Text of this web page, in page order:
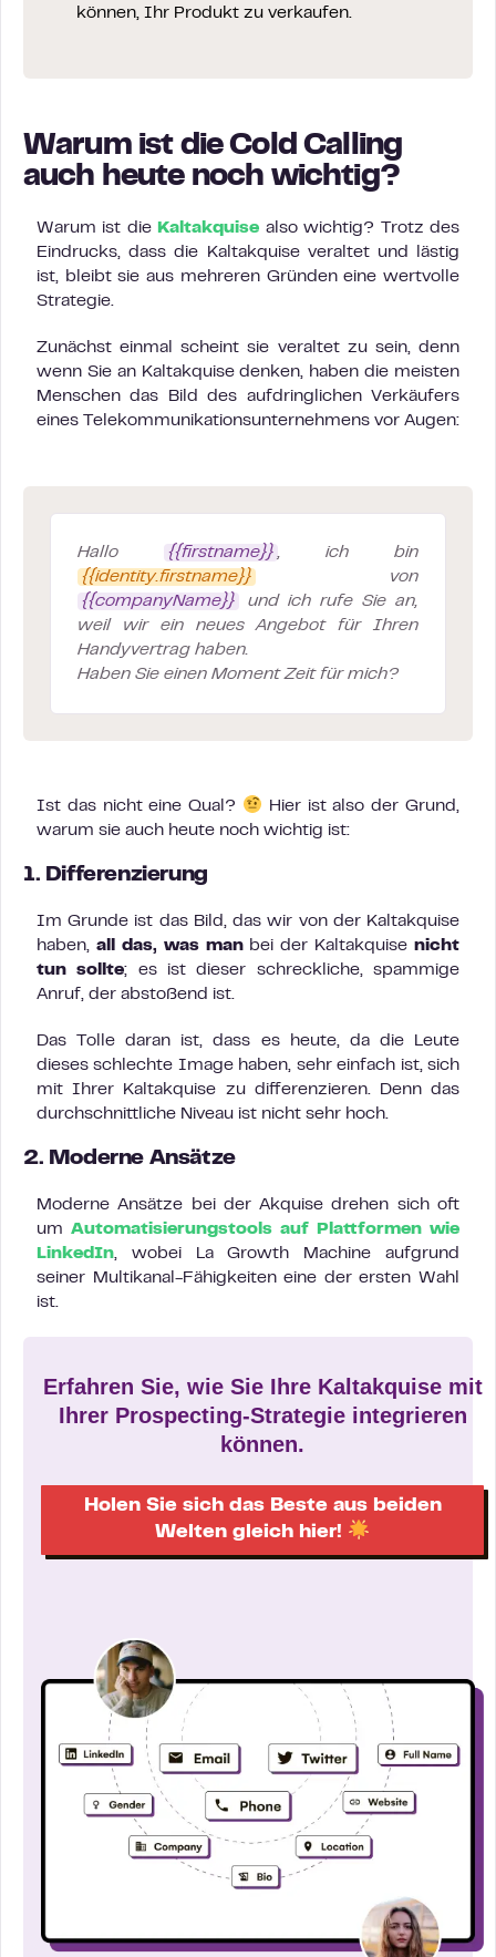
können, Ihr Produkt zu verkaufen.
Warum ist die Cold Calling
auch heute noch wichtig?
Warum ist die Kaltakquise also wichtig? Trotz des
Eindrucks, dass die Kaltakquise veraltet und lästig
ist, bleibt sie aus mehreren Gründen eine wertvolle
Strategie.
Zunächst einmal scheint sie veraltet zu sein, denn
wenn Sie an Kaltakquise denken, haben die meisten
Menschen das Bild des aufdringlichen Verkäufers
eines Telekommunikationsunternehmens vor Augen:
Hallo {{firstname}} , ich bin
{{identity.firstname}}
von
{{companyName}}
und ich rufe Sie an,
weil wir ein neues Angebot für Ihren
Handyvertrag haben.
Haben Sie einen Moment Zeit für mich?
Ist das nicht eine Qual?
Hier ist also der Grund,
warum sie auch heute noch wichtig ist:
1. Differenzierung
Im Grunde ist das Bild, das wir von der Kaltakquise
haben, all das, was manbei der Kaltakquise nicht
tun sollte; es ist dieser schreckliche, spammige
Anruf, der abstoßend ist.
Das Tolle daran ist, dass es heute, da die Leute
dieses schlechte Image haben, sehr einfach ist, sich
mit Ihrer Kaltakquise zu differenzieren. Denn das
durchschnittliche Niveau ist nicht sehr hoch.
2. Moderne Ansätze
Moderne Ansätze bei der Akquise drehen sich oft
um Automatisierungstools auf Plattformen wie
LinkedIn, wobei La Growth Machine aufgrund
seiner Multikanal-Fähigkeiten eine der ersten Wahl
ist.
Erfahren Sie, wie Sie Ihre Kaltakquise mit
Ihrer Prospecting-Strategie integrieren
können.
Holen Sie sich das Beste aus beiden
Welten gleich hier!